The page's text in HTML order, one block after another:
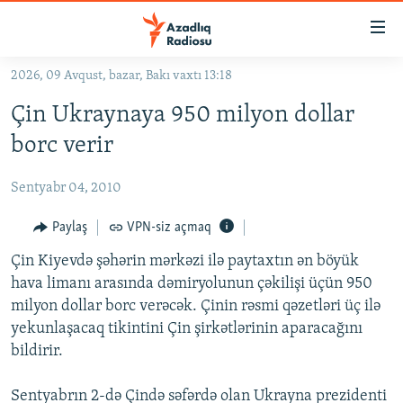
Əsas
qayıt
Əsas
qayıt
#İZAHLA
#ƏSLINDƏ
FƏRQƏ BAX
QANUNI DOĞRU
ARAŞDIRMA
MULTIMEDIA
VIDEO
FOTOQALEREYA
RADIO ARXIV
OXU ZALI
HAQQIMIZDA
2026, 09 Avqust, bazar, Bakı vaxtı 13:18
Çin Ukraynaya 950 milyon dollar
borc verir
Sentyabr 04, 2010
Paylaş VPN-siz açmaq
Çin Kiyevdə şəhərin mərkəzi ilə paytaxtın ən böyük
hava limanı arasında dəmiryolunun çəkilişi üçün 950
milyon dollar borc verəcək. Çinin rəsmi qəzetləri üç ilə
yekunlaşacaq tikintini Çin şirkətlərinin aparacağını
bildirir.
Sentyabrın 2-də Çində səfərdə olan Ukrayna prezidenti